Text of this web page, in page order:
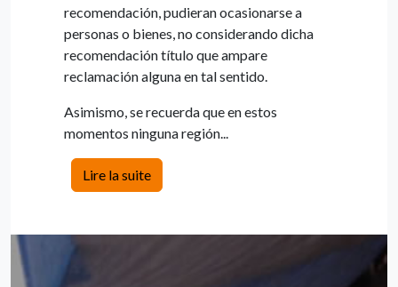
recomendación, pudieran ocasionarse a
personas o bienes, no considerando dicha
recomendación título que ampare
reclamación alguna en tal sentido.
Asimismo, se recuerda que en estos
momentos ninguna región...
Lire la suite